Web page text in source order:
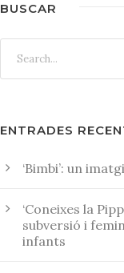
BUSCAR
ENTRADES
‘Bimbi’: un
‘Coneixes la
subversió i
infants